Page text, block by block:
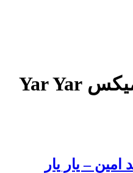
متن ریمیکس Yar Yar
– یار یار